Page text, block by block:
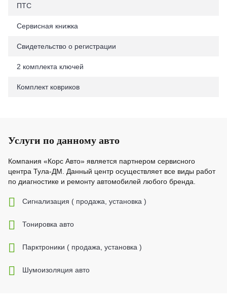
ПТС
Сервисная книжка
Свидетельство о регистрации
2 комплекта ключей
Комплект ковриков
Услуги по данному авто
Компания «Корс Авто» является партнером сервисного
центра Тула-ДМ. Данный центр осуществляет все виды работ
по диагностике и ремонту автомобилей любого бренда.
Cигнализация ( продажа, установка )
Тонировка авто
Парктроники ( продажа, установка )
Шумоизоляция авто